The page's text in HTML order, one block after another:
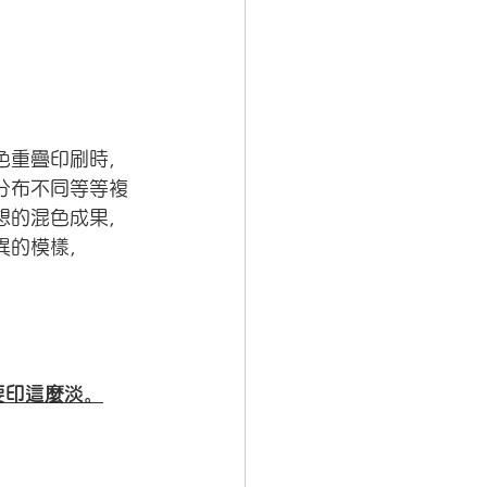
疊印刷時，
布不同等等複
混色成果，
模樣，
這麼淡。